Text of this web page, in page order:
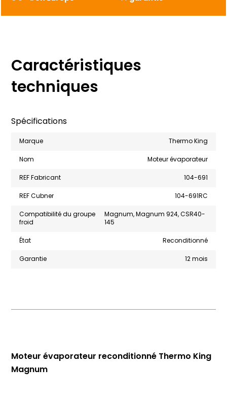
Caractéristiques
techniques
Spécifications
Marque
Thermo King
Nom
Moteur évaporateur
REF Fabricant
104-691
REF Cubner
104-691RC
Compatibilité du groupe
froid
Magnum, Magnum 924, CSR40-
145
État
Reconditionné
Garantie
12 mois
Moteur évaporateur reconditionné Thermo King
Magnum